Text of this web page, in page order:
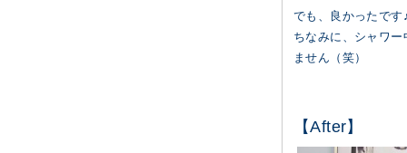
でも、良かったで
ちなみに、シャワ
ません（笑）
【After】